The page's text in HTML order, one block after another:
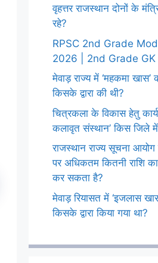
वृहत्तर राजस्थान दोनों के
रहे?
RPSC 2nd Grade
2026 | 2nd Grade GK
मेवाड़ राज्य में ‘महकमा खास’
किसके द्वारा की थी?
चित्रकला के विकास हेतु
कलावृत संस्थान’ किस जिले
राजस्थान राज्य सूचना
पर अधिकतम कितनी राशि का
कर सकता है?
मेवाड़ रियासत में ‘इजलास
किसके द्वारा किया गया था?